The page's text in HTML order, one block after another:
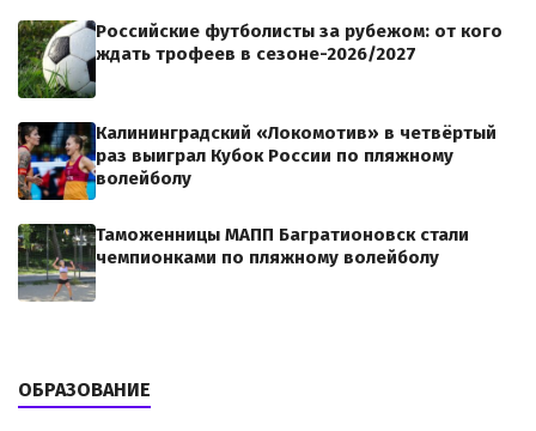
Российские футболисты за рубежом: от кого
ждать трофеев в сезоне-2026/2027
Калининградский «Локомотив» в четвёртый
раз выиграл Кубок России по пляжному
волейболу
Таможенницы МАПП Багратионовск стали
чемпионками по пляжному волейболу
ОБРАЗОВАНИЕ